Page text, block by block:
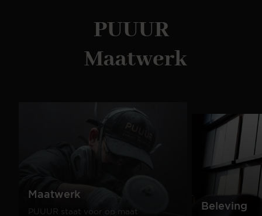
PUUUR
Maatwerk
Maatwerk
PUUUR staat voor op maat
Beleving